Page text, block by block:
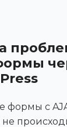
формы с